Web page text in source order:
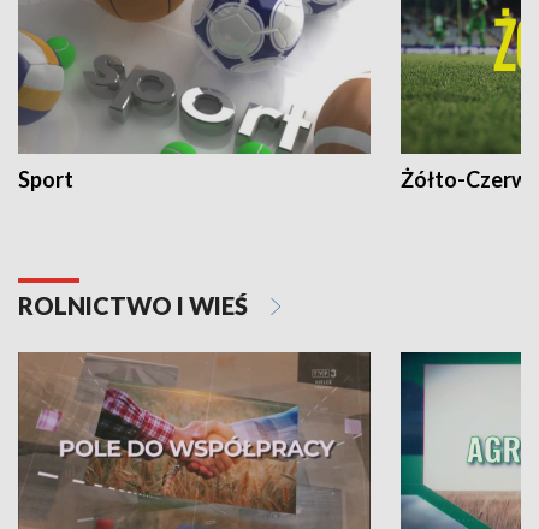
Sport Żółto-
ROLNICTWO I WIEŚ